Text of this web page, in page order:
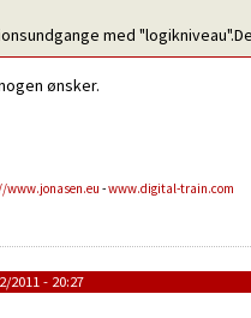
med
ønsker.
-www.digital-train.com
2011 - 20:27